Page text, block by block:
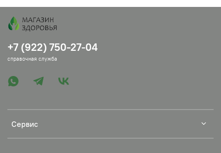
Сервис
+7 (922) 750-27-04
справочная служба